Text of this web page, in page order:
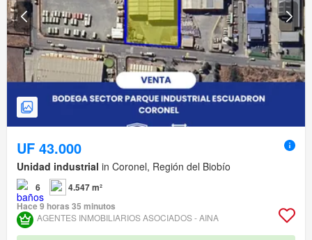
UF 43.000
Unidad industrial in Coronel, Región del Biobío
6
4.547 m²
Hace 9 horas 35 minutos
AGENTES INMOBILIARIOS ASOCIADOS - AINA